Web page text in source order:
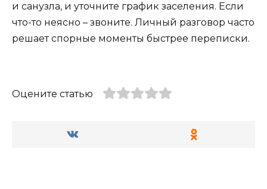
и санузла, и уточните график заселения. Если
что-то неясно – звоните. Личный разговор часто
решает спорные моменты быстрее переписки.
Оцените статью